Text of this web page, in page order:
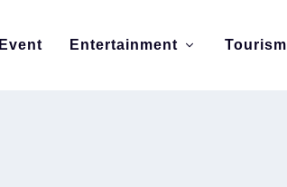
Event Entertainment Tourism